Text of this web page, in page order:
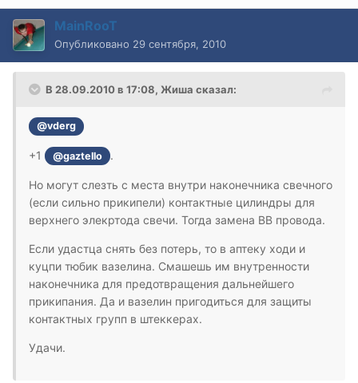
MainRooT
Опубликовано 29 сентября, 2010
В 28.09.2010 в 17:08, Жиша сказал:
@vderg
+1 @gaztello .
Но могут слезть с места внутри наконечника свечного
(если сильно прикипели) контактные цилиндры для
верхнего элекртода свечи. Тогда замена ВВ провода.
Если удастца снять без потерь, то в аптеку ходи и
куцпи тюбик вазелина. Смашешь им внутренности
наконечника для предотвращения дальнейшего
прикипания. Да и вазелин пригодиться для защиты
контактных групп в штеккерах.
Удачи.